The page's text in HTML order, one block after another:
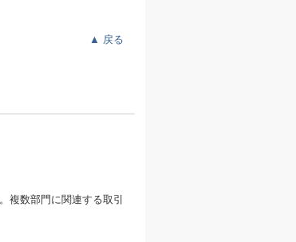
▲ 戻る
複数部門に関連する取引